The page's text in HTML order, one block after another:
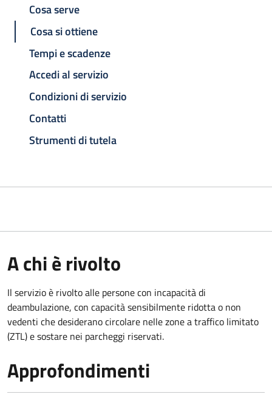
Cosa serve
Cosa si ottiene
Tempi e scadenze
Accedi al servizio
Condizioni di servizio
Contatti
Strumenti di tutela
A chi è rivolto
Il servizio è rivolto alle persone con incapacità di
deambulazione, con capacità sensibilmente ridotta o non
vedenti che desiderano circolare nelle zone a traffico limitato
(ZTL) e sostare nei parcheggi riservati.
Approfondimenti